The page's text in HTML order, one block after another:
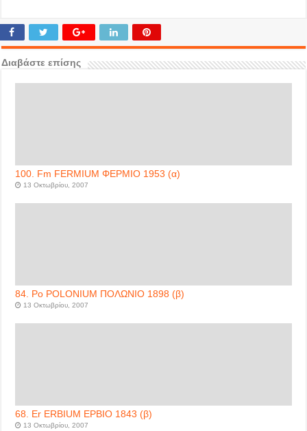
Διαβάστε επίσης
100. Fm FERMIUM ΦΕΡΜΙΟ 1953 (α)
13 Οκτωβρίου, 2007
84. Po POLONIUM ΠΟΛΩΝΙΟ 1898 (β)
13 Οκτωβρίου, 2007
68. Er ERBIUM ΕΡΒΙΟ 1843 (β)
13 Οκτωβρίου, 2007